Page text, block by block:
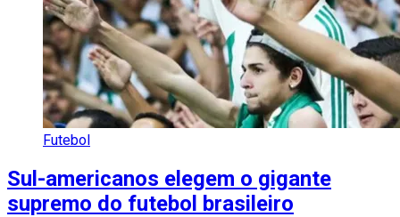
Futebol
Sul-americanos elegem o gigante
supremo do futebol brasileiro